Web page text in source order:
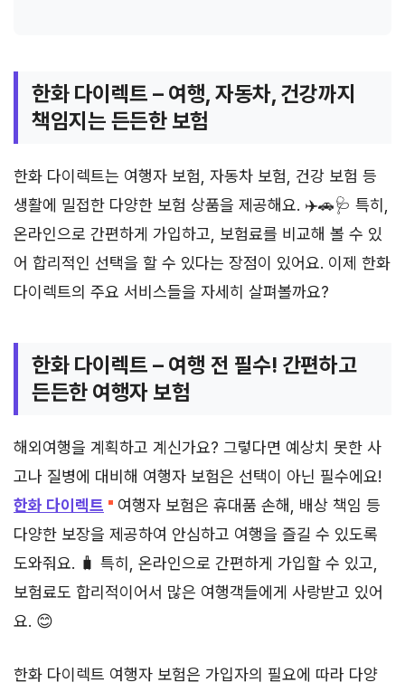
한화 다이렉트 – 여행, 자동차, 건강까지
책임지는 든든한 보험
한화 다이렉트는 여행자 보험, 자동차 보험, 건강 보험 등
생활에 밀접한 다양한 보험 상품을 제공해요. ✈️🚗🩺 특히,
온라인으로 간편하게 가입하고, 보험료를 비교해 볼 수 있
어 합리적인 선택을 할 수 있다는 장점이 있어요. 이제 한화
다이렉트의 주요 서비스들을 자세히 살펴볼까요?
한화 다이렉트 – 여행 전 필수! 간편하고
든든한 여행자 보험
해외여행을 계획하고 계신가요? 그렇다면 예상치 못한 사
고나 질병에 대비해 여행자 보험은 선택이 아닌 필수에요!
한화 다이렉트
여행자 보험은 휴대품 손해, 배상 책임 등
다양한 보장을 제공하여 안심하고 여행을 즐길 수 있도록
도와줘요. 🧳 특히, 온라인으로 간편하게 가입할 수 있고,
보험료도 합리적이어서 많은 여행객들에게 사랑받고 있어
요. 😊
한화 다이렉트 여행자 보험은 가입자의 필요에 따라 다양